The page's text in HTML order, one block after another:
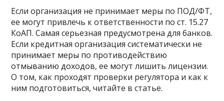
Если организация не принимает меры по ПОД/ФТ,
ее могут привлечь к ответственности по ст. 15.27
КоАП. Самая серьезная предусмотрена для банков.
Если кредитная организация систематически не
принимает меры по противодействию
отмыванию доходов, ее могут лишить лицензии.
О том, как проходят проверки регулятора и как к
ним подготовиться, читайте в статье.